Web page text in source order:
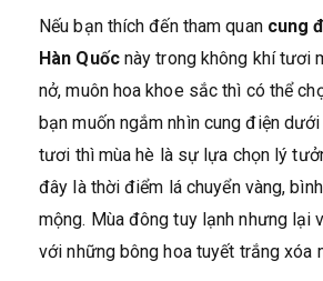
Nếu bạn thích đến tham quan cung
Hàn Quốc này trong không khí tươi
nở, muôn hoa khoe sắc thì có thể
bạn muốn ngắm nhìn cung điện
tươi thì mùa hè là sự lựa chọn lý
đây là thời điểm lá chuyển vàng,
mộng. Mùa đông tuy lạnh nhưng lại
với những bông hoa tuyết trắng xóa